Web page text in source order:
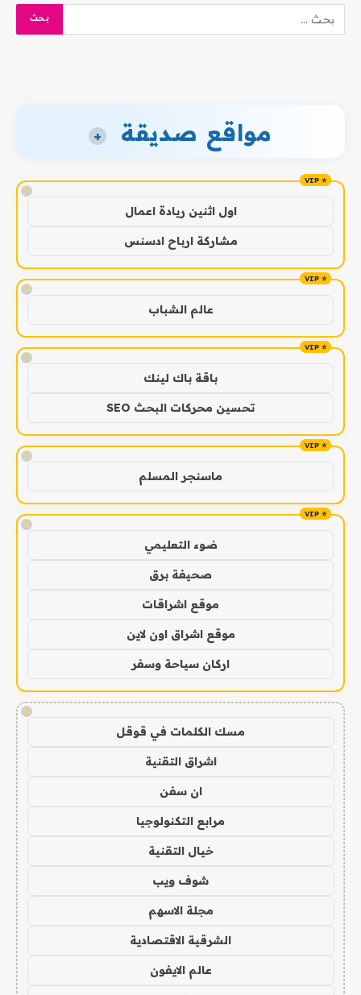
مواقع صديقة +
!
اول اثنين ريادة اعمال
مشاركة ارباح ادسنس
!
عالم الشباب
!
باقة باك لينك
تحسين محركات البحث SEO
!
ماسنجر المسلم
!
ضوء التعليمي
صحيفة برق
موقع اشراقات
موقع اشراق اون لاين
اركان سياحة وسفر
!
مسك الكلمات في قوقل
اشراق التقنية
ان سفن
مرابع التكنولوجيا
خيال التقنية
شوف ويب
مجلة الاسهم
الشرقية الاقتصادية
عالم الايفون